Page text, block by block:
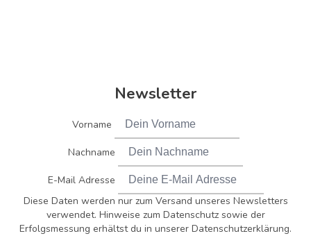
Newsletter
Vorname
Nachname
E-Mail Adresse
Diese Daten werden nur zum Versand unseres Newsletters
verwendet. Hinweise zum Datenschutz sowie der
Erfolgsmessung erhältst du in unserer Datenschutzerklärung.